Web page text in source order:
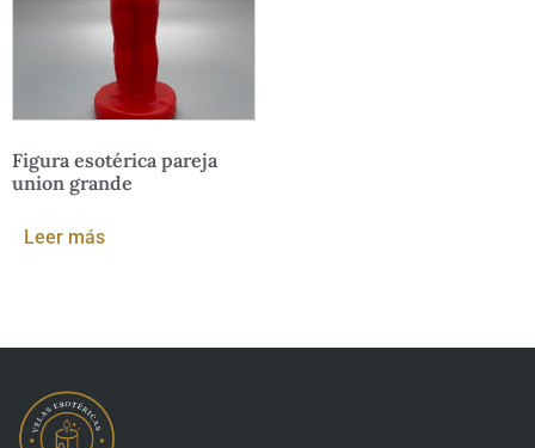
Figura esotérica pareja
union grande
Leer más